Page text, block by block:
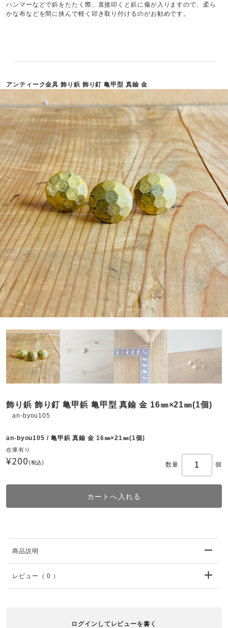
ハンマーなどで鋲をたたく際、直接叩くと鋲に傷が入りますので、柔ら
かな布などを間に挟んで軽く叩き取り付けるのがお勧めです。
アンティーク金具 飾り鋲 飾り釘 亀甲型 真鍮 金
飾り鋲 飾り釘 亀甲鋲 亀甲型 真鍮 金 16㎜×21㎜(1個)
an-byou105
an-byou105 / 亀甲鋲 真鍮 金 16㎜×21㎜(1個)
在庫有り
¥200 (税込) 数量 個
商品説明
レビュー （ 0 ）
ログインしてレビューを書く